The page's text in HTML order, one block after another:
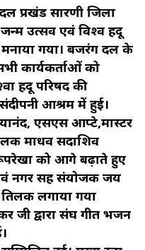
प्रखंड सारणी जिला
उत्सव एवं विश्व हिंदू
मनाया गया। बजरंग दल के
कार्यकर्ताओं को
हिंदू परिषद की
आश्रम में हुई।
एसएस आप्टे,मास्टर
माधव सदाशिव
को आगे बढ़ाते हुए
नगर सह संयोजक जय
तिलक लगाया गया
जी द्वारा संघ गीत भजन